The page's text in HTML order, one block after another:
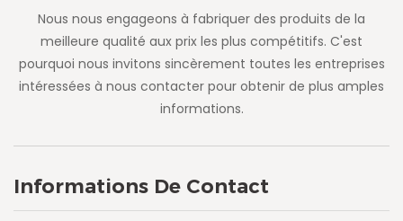
Nous nous engageons à fabriquer des produits de la
meilleure qualité aux prix les plus compétitifs. C'est
pourquoi nous invitons sincèrement toutes les entreprises
intéressées à nous contacter pour obtenir de plus amples
informations.
Informations De Contact